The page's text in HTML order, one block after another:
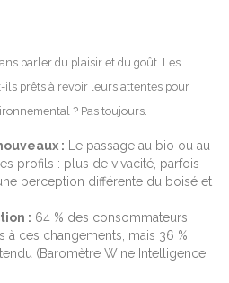
parler du plaisir et du goût. Les
ils prêts à revoir leurs attentes pour
? Pas toujours.
: Le passage au bio ou au
profils : plus de vivacité, parfois
perception différente du boisé et
: 64 % des consommateurs
à ces changements, mais 36 %
(Baromètre Wine Intelligence,